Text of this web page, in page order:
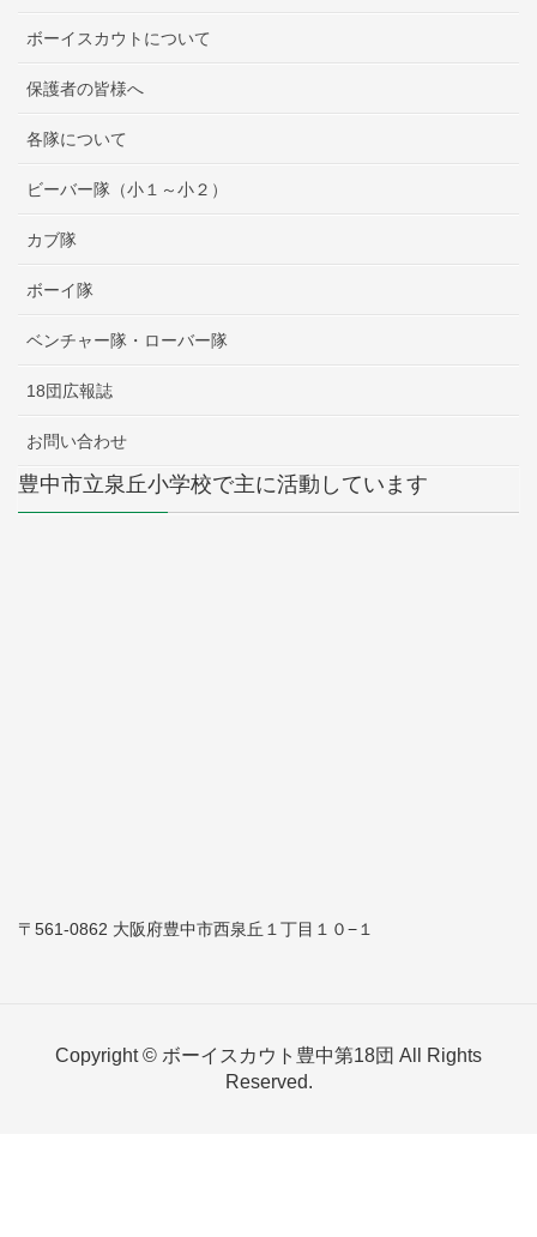
ボーイスカウトについて
保護者の皆様へ
各隊について
ビーバー隊（小１～小２）
カブ隊
ボーイ隊
ベンチャー隊・ローバー隊
18団広報誌
お問い合わせ
豊中市立泉丘小学校で主に活動しています
〒561-0862 大阪府豊中市西泉丘１丁目１０−１
Copyright © ボーイスカウト豊中第18団 All Rights
Reserved.